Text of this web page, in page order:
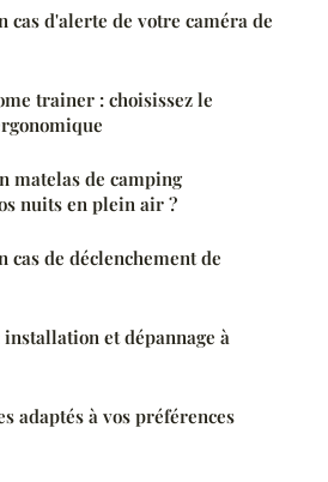
cas d'alerte de votre caméra de
trainer : choisissez le
matelas de camping
nuits en plein air ?
cas de déclenchement de
et dépannage à
adaptés à vos préférences